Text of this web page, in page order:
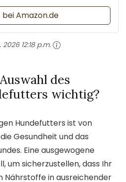
bei Amazon.de
2026 12:18 p.m.
des
wichtig?
Hundefutters ist von
Gesundheit und das
Eine ausgewogene
um sicherzustellen, dass Ihr
Nährstoffe in ausreichender